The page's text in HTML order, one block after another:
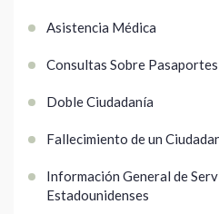
Asistencia Médica
Consultas Sobre Pasaportes
Doble Ciudadanía
Fallecimiento de un
Información General de
Estadounidenses